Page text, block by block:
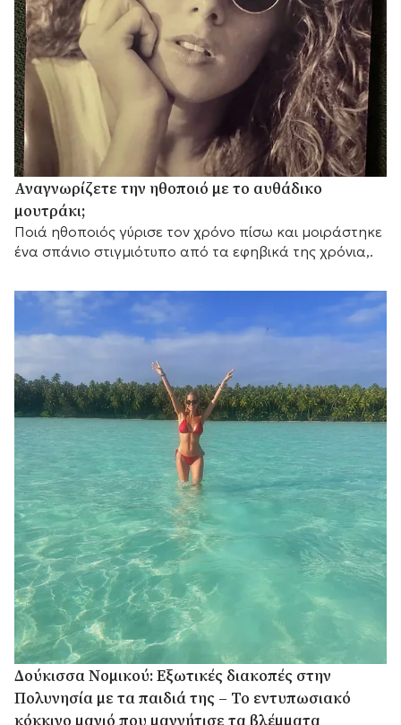
Αναγνωρίζετε την ηθοποιό με το αυθάδικο
μουτράκι;
Ποιά ηθοποιός γύρισε τον χρόνο πίσω και μοιράστηκε
ένα σπάνιο στιγμιότυπο από τα εφηβικά της χρόνια,.
Δούκισσα Νομικού: Εξωτικές διακοπές στην
Πολυνησία με τα παιδιά της – Το εντυπωσιακό